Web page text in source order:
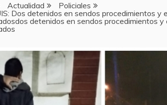
Actualidad
Policiales
Dos detenidos en sendos procedimientos y
detenidos en sendos procedimientos